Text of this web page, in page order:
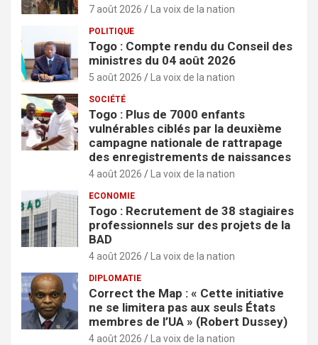
7 août 2026 La voix de la nation
POLITIQUE
Togo : Compte rendu du Conseil des
ministres du 04 août 2026
5 août 2026 La voix de la nation
SOCIÉTÉ
Togo : Plus de 7000 enfants
vulnérables ciblés par la deuxième
campagne nationale de rattrapage
des enregistrements de naissances
4 août 2026 La voix de la nation
ECONOMIE
Togo : Recrutement de 38 stagiaires
professionnels sur des projets de la
BAD
4 août 2026 La voix de la nation
DIPLOMATIE
Correct the Map : « Cette initiative
ne se limitera pas aux seuls États
membres de l’UA » (Robert Dussey)
4 août 2026 La voix de la nation